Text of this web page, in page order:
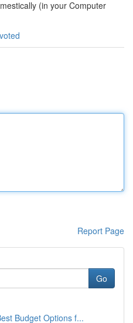
(in your Computer
Report Page
Go
Budget Options f...